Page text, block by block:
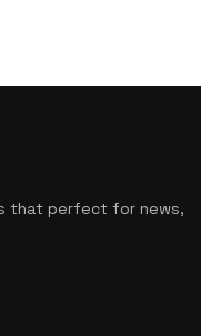
that perfect for news,